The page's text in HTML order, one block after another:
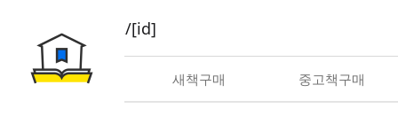
book/rent/[id]
대여 새책구매 중고책구매